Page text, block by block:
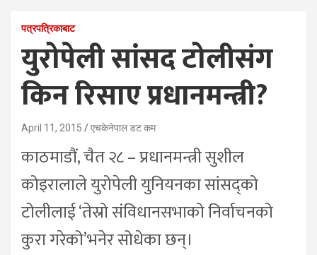
पत्रपत्रिकाबाट
युरोपेली सांसद टोलीसंग
किन रिसाए प्रधानमन्त्री?
April 11, 2015 एचकेनेपाल डट कम
काठमाडौं, चैत २८ – प्रधानमन्त्री सुशील
कोइरालाले युरोपेली युनियनका सांसद्को
टोलीलाई ‘तेस्रो संविधानसभाको निर्वाचनको
कुरा गरेको’भनेर सोधेका छन्।